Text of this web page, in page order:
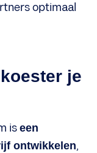
optimaal
je
is een
ontwikkelen,